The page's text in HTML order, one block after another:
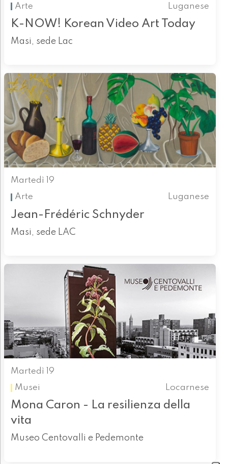
Arte
Luganese
K-NOW! Korean Video Art Today
Masi, sede Lac
Martedì 19
Arte
Luganese
Jean-Frédéric Schnyder
Masi, sede LAC
Martedì 19
Musei
Locarnese
Mona Caron - La resilienza della
vita
Museo Centovalli e Pedemonte